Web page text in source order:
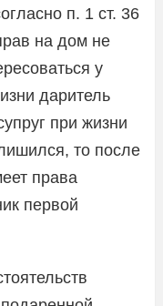
п. 1 ст. 36
на дом не
у
даритель
при жизни
то после
права
первой